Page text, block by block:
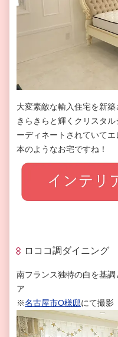
大変素敵な輸入住宅を新築
きらきらと輝くクリスタ
ーディネートされていて
本のようなお宅ですね！
ロココ調ダイニング
南フランス独特の白を基
ア
※名古屋市O様邸にて撮影